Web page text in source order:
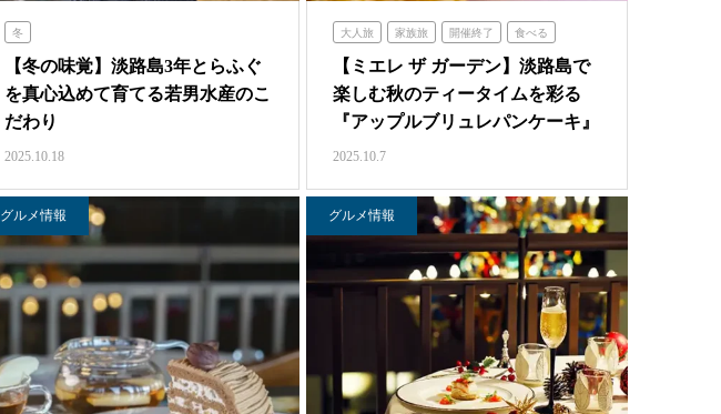
冬
【冬の味覚】淡路島3年とらふぐ
を真心込めて育てる若男水産のこ
だわり
2025.10.18
大人旅 家族旅 開催終了 食べる
ミエレザガーデン
【ミエレ ザ ガーデン】淡路島で
楽しむ秋のティータイムを彩る
『アップルブリュレパンケーキ』
…
2025.10.7
グルメ情報 グルメ情報